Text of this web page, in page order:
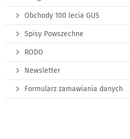
Obchody 100 lecia GUS
Spisy Powszechne
RODO
Newsletter
Formularz zamawiania danych